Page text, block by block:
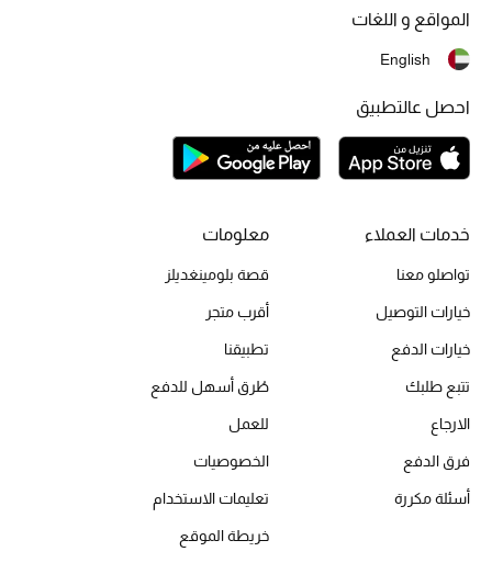
الموسم الجديد
أحذية النسائية
تشكيلة الأحذية
الأحذية الرجالية
أبرز المصممين
أحذية مختارة
تسوقوا الأحذية
خدمات العملاء
تواصلو معنا
خيارات التوصيل
خيارات الدفع
تتبع طلبك
الارجاع
فرق الدفع
أسئلة مكررة
معلومات
قصة بلومينغديلز
أقرب متجر
تطبيقنا
طُرق أسهل للدفع
للعمل
الخصوصيات
تعليمات الاستخدام
خريطة الموقع
المواقع و اللغات
English
احصل عالتطبيق